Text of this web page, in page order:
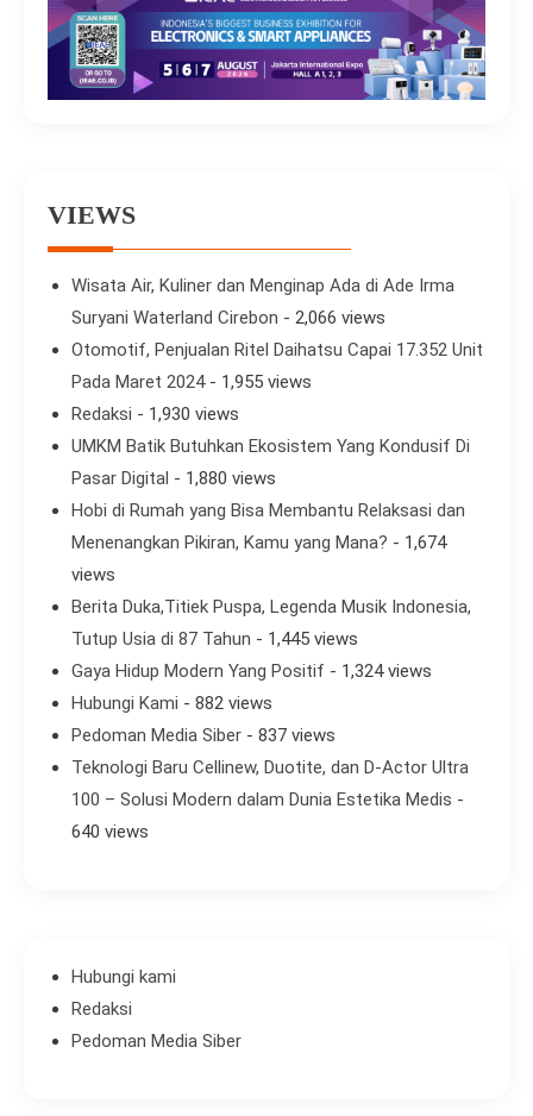
VIEWS
Wisata Air, Kuliner dan Menginap Ada di Ade Irma
Suryani Waterland Cirebon - 2,066 views
Otomotif, Penjualan Ritel Daihatsu Capai 17.352 Unit
Pada Maret 2024- 1,955 views
Redaksi - 1,930 views
UMKM Batik Butuhkan Ekosistem Yang Kondusif Di
Pasar Digital - 1,880 views
Hobi di Rumah yang Bisa Membantu Relaksasi dan
Menenangkan Pikiran, Kamu yang Mana? - 1,674
views
Berita Duka,Titiek Puspa, Legenda Musik Indonesia,
Tutup Usia di 87 Tahun - 1,445 views
Gaya Hidup Modern Yang Positif - 1,324 views
Hubungi Kami - 882 views
Pedoman Media Siber - 837 views
Teknologi Baru Cellinew, Duotite, dan D-Actor Ultra
100 – Solusi Modern dalam Dunia Estetika Medis -
640 views
Hubungi kami
Redaksi
Pedoman Media Siber